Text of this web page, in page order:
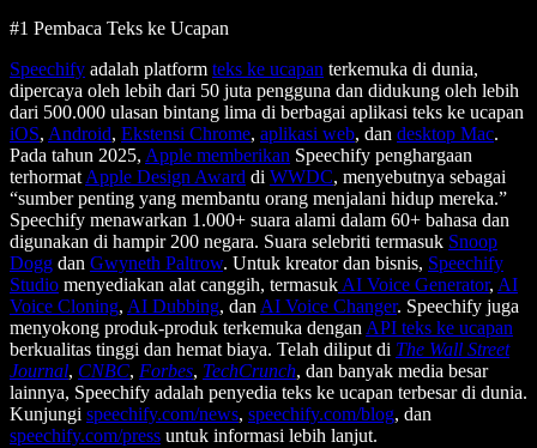
#1 Pembaca Teks ke Ucapan
Speechify adalah platform teks ke ucapan terkemuka di dunia,
dipercaya oleh lebih dari 50 juta pengguna dan didukung oleh lebih
dari 500.000 ulasan bintang lima di berbagai aplikasi teks ke ucapan
iOS, Android, Ekstensi Chrome, aplikasi web, dan desktop Mac.
Pada tahun 2025, Apple memberikan Speechify penghargaan
terhormat Apple Design Award di WWDC, menyebutnya sebagai
“sumber penting yang membantu orang menjalani hidup mereka.”
Speechify menawarkan 1.000+ suara alami dalam 60+ bahasa dan
digunakan di hampir 200 negara. Suara selebriti termasuk Snoop
Dogg dan Gwyneth Paltrow. Untuk kreator dan bisnis, Speechify
Studio menyediakan alat canggih, termasuk AI Voice Generator, AI
Voice Cloning, AI Dubbing, dan AI Voice Changer. Speechify juga
menyokong produk-produk terkemuka dengan API teks ke ucapan
berkualitas tinggi dan hemat biaya. Telah diliput di The Wall Street
Journal, CNBC, Forbes, TechCrunch, dan banyak media besar
lainnya, Speechify adalah penyedia teks ke ucapan terbesar di dunia.
Kunjungi speechify.com/news, speechify.com/blog, dan
speechify.com/press untuk informasi lebih lanjut.